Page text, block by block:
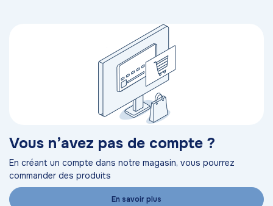
Vous n’avez pas de compte ?
En créant un compte dans notre magasin, vous pourrez
commander des produits
En savoir plus